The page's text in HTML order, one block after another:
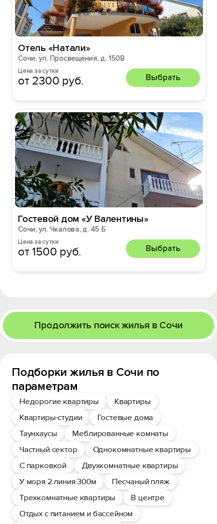
Отель «Натали»
Сочи, ул. Просвещения, д. 150В
Цена за сутки
от 2300 руб. Выбрать
Гостевой дом «У Валентины»
Сочи, ул. Чкалова, д. 45 Б
Цена за сутки
от 1500 руб. Выбрать
Продолжить поиск жилья в Сочи
Подборки жилья в Сочи по
параметрам
Недорогие квартиры
Квартиры
Квартиры-студии
Гостевые дома
Таунхаусы
Меблированные комнаты
Частный сектор
Однокомнатные квартиры
С парковкой
Двухкомнатные квартиры
У моря 2 линия 300м
Песчаный пляж
Трехкомнатные квартиры
В центре
Отдых с питанием и бассейном